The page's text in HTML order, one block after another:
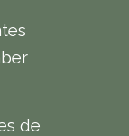
de